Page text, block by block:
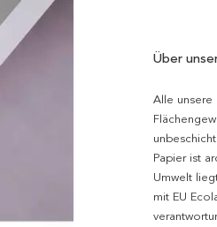
Über
Alle unsere
Papier ist
Umwelt
mit EU